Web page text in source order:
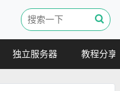
独立服务器 教程分享